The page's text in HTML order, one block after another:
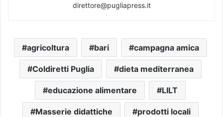
direttore@pugliapress.it
agricoltura bari campagna amica
Coldiretti Puglia dieta mediterranea
educazione alimentare LILT
Masserie didattiche prodotti locali